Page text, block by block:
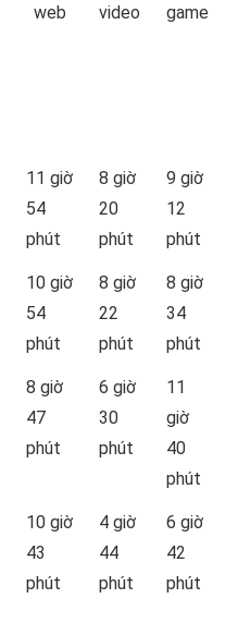
web
video
game
11 giờ
54
phút
8 giờ
20
phút
9 giờ
12
phút
10 giờ
54
phút
8 giờ
22
phút
8 giờ
34
phút
8 giờ
47
phút
6 giờ
30
phút
11
giờ
40
phút
10 giờ
43
phút
4 giờ
44
phút
6 giờ
42
phút